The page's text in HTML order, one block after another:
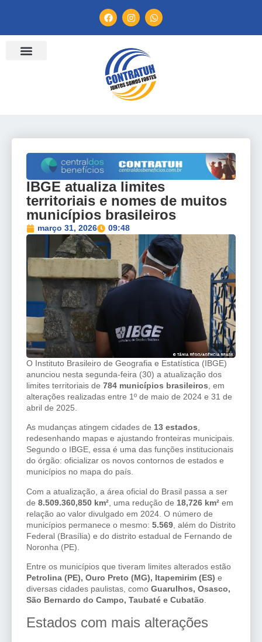
IBGE atualiza limites
territoriais e nomes de muitos
municípios brasileiros
março 31, 2026 09:48
O Instituto Brasileiro de Geografia e Estatística (IBGE)
anunciou nesta segunda-feira (30) a atualização dos
limites territoriais de 784 municípios brasileiros , em
alterações realizadas entre 1º de maio de 2024 e 31 de
abril de 2025.
As mudanças atingem cidades de 13 estados,
redesenhando mapas e ajustando fronteiras municipais.
Segundo o IBGE, essa é uma das funções institucionais
do órgão: oficializar os novos contornos de estados e
municípios no mapa do país.
Com a atualização, a área oficial do Brasil passa a ser
de 8.509.360,850 km² , uma redução de 18,726 km² em
relação ao valor divulgado em 2024. O número de
municípios permanece o mesmo: 5.569 , além do Distrito
Federal (Brasília) e do distrito estadual de Fernando de
Noronha (PE).
Entre os municípios que tiveram limites alterados estão
Petrolina (PE), Ouro Preto (MG), Itapemirim (ES) e
diversas cidades paulistas, como Guarulhos, Osasco,
São Bernardo do Campo, Taubaté e Cubatão
Estados com mais alterações